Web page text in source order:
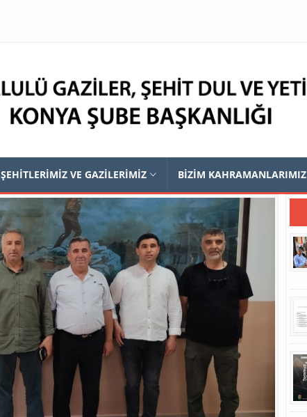
ŞEHİTLERİMİZ VE GAZİLERİMİZ BİZİM KAHRAMANLARIMIZ